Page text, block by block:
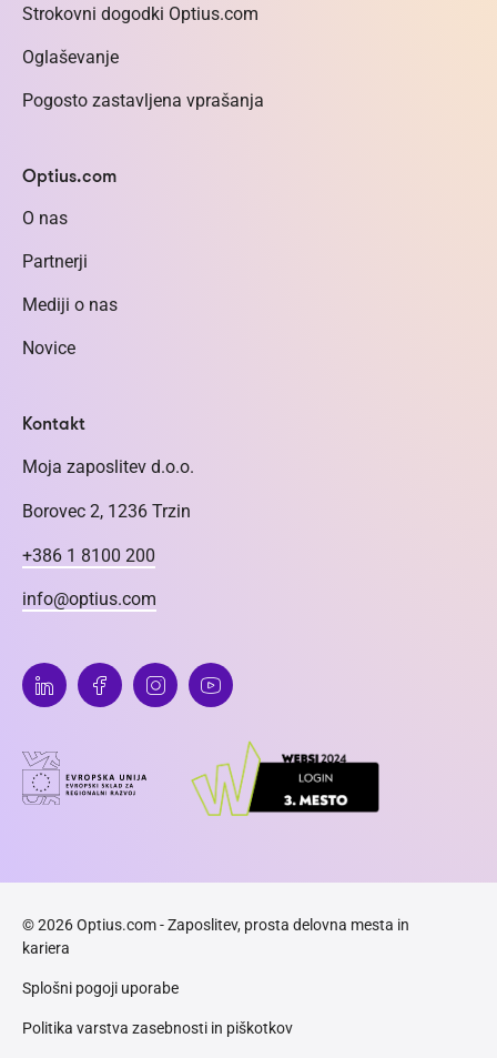
Strokovni dogodki Optius.com
Oglaševanje
Pogosto zastavljena vprašanja
Optius.com
O nas
Partnerji
Mediji o nas
Novice
Kontakt
Moja zaposlitev d.o.o.
Borovec 2, 1236 Trzin
+386 1 8100 200
info@optius.com
© 2026 Optius.com - Zaposlitev, prosta delovna mesta in
kariera
Splošni pogoji uporabe
Politika varstva zasebnosti in piškotkov